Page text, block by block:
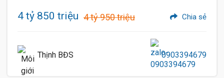
4 tỷ 850 triệu 4 tỷ 950 triệu Chia sẻ
Thịnh BĐS 0903394679